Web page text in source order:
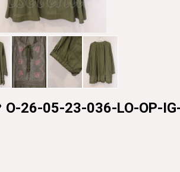
O-26-05-23-036-LO-OP-